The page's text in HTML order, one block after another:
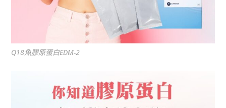
Q18魚膠原蛋白EDM-2